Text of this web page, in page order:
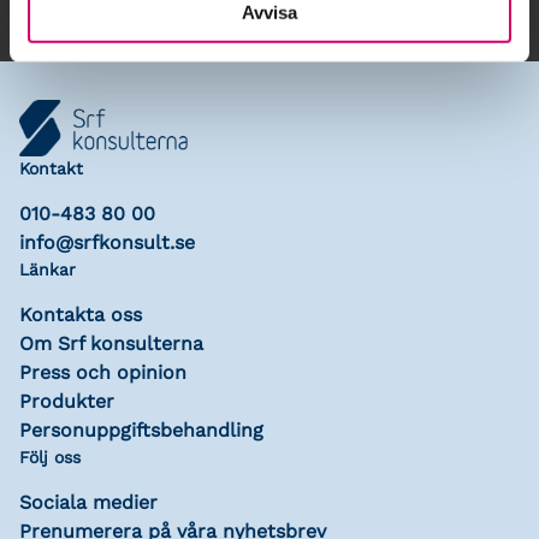
Avvisa
Kontakt
010-483 80 00
info@srfkonsult.se
Länkar
Kontakta oss
Om Srf konsulterna
Press och opinion
Produkter
Personuppgiftsbehandling
Följ oss
Sociala medier
Prenumerera på våra nyhetsbrev